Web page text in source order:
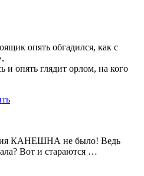
опять обгадился, как с
и опять глядит орлом, на кого
КАНЕШНА не было! Ведь
Вот и стараются …